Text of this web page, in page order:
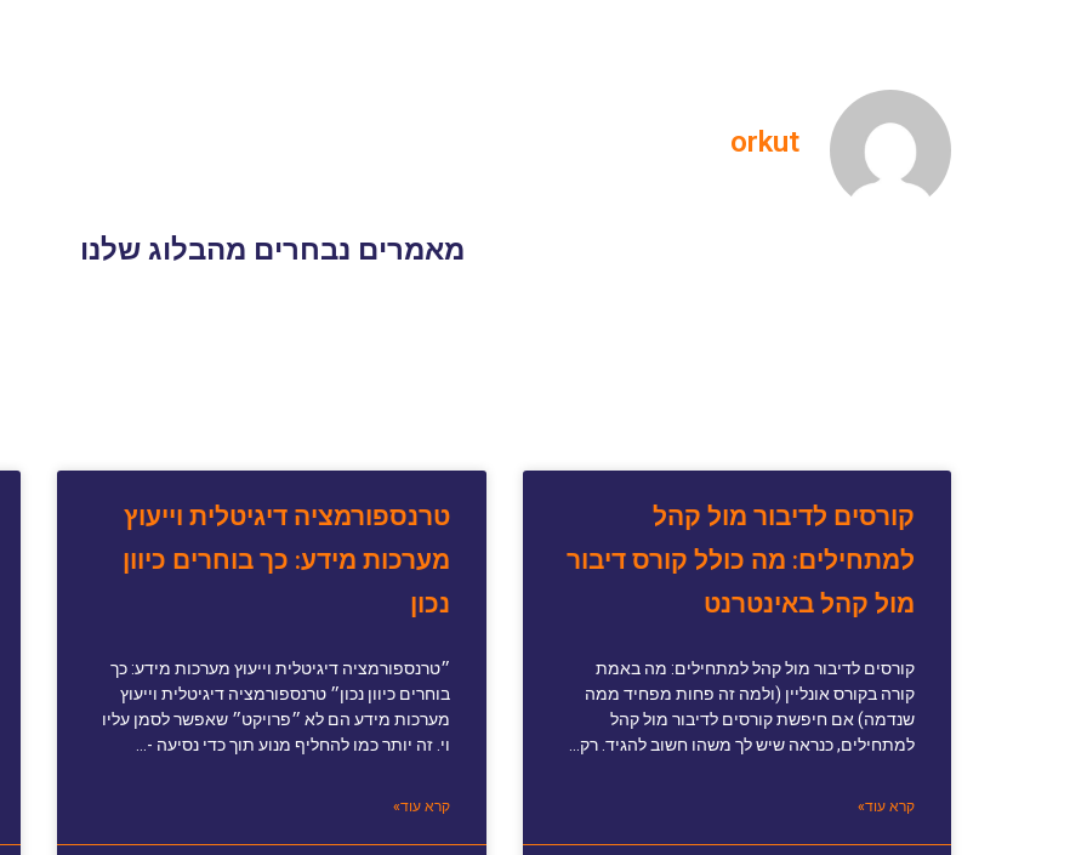
orkut
מאמרים נבחרים מהבלוג שלנו
קורסים לדיבור מול קהל
למתחילים: מה כולל קורס דיבור
מול קהל באינטרנט
קורסים לדיבור מול קהל למתחילים: מה באמת
קורה בקורס אונליין (ולמה זה פחות מפחיד ממה
שנדמה) אם חיפשת קורסים לדיבור מול קהל
למתחילים, כנראה שיש לך משהו חשוב להגיד. רק…
קרא עוד»
טרנספורמציה דיגיטלית וייעוץ
מערכות מידע: כך בוחרים כיוון
נכון
״טרנספורמציה דיגיטלית וייעוץ מערכות מידע: כך
בוחרים כיוון נכון״ טרנספורמציה דיגיטלית וייעוץ
מערכות מידע הם לא ״פרויקט״ שאפשר לסמן עליו
וי. זה יותר כמו להחליף מנוע תוך כדי נסיעה -…
קרא עוד»